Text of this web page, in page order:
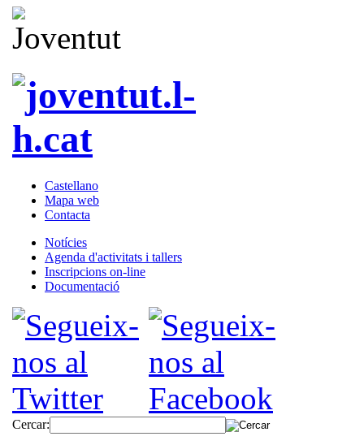
Castellano
Mapa web
Contacta
Notícies
Agenda d'activitats i tallers
Inscripcions on-line
Documentació
Cercar: